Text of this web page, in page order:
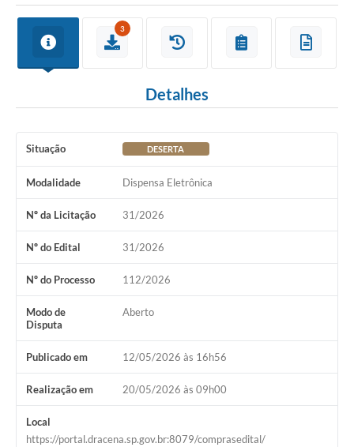
3
Detalhes
Situação DESERTA
Modalidade Dispensa Eletrônica
Nº da Licitação 31/2026
Nº do Edital 31/2026
Nº do Processo 112/2026
Modo de
Disputa
Aberto
Publicado em 12/05/2026 às 16h56
Realização em 20/05/2026 às 09h00
Local
https://portal.dracena.sp.gov.br:8079/comprasedital/